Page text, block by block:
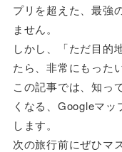
プリを超えた、最強
ません。
しかし、「ただ目的
たら、非常にもった
この記事では、知っ
くなる、Googleマ
します。
次の旅行前にぜひマ